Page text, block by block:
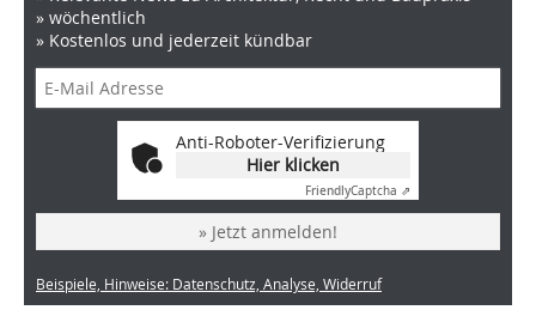
» wöchentlich
» Kostenlos und jederzeit kündbar
Anti-Roboter-Verifizierung
Hier klicken
FriendlyCaptcha ⇗
» Jetzt anmelden!
Beispiele, Hinweise: Datenschutz, Analyse, Widerruf